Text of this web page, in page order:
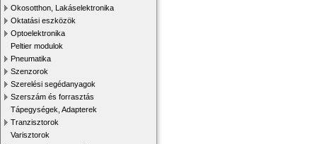
Okosotthon, Lakáselektronika
Oktatási eszközök
Optoelektronika
Peltier modulok
Pneumatika
Szenzorok
Szerelési segédanyagok
Szerszám és forrasztás
Tápegységek, Adapterek
Tranzisztorok
Varisztorok